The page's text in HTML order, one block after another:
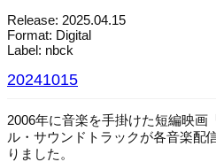
Release: 2025.04.15
Format: Digital
Label: nbck
20241015
2006年に音楽を手掛けた短編映画
ル・サウンドトラックが各音楽配
りました。